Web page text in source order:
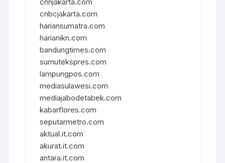
cnbcjakarta.com
hariansumatra.com
harianikn.com
bandungtimes.com
sumutekspres.com
lampungpos.com
mediasulawesi.com
mediajabodetabek.com
kabarflores.com
seputarmetro.com
aktual.it.com
akurat.it.com
antara.it.com